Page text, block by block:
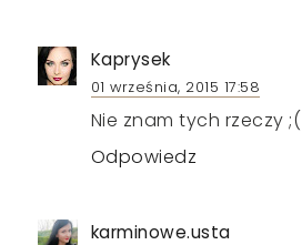
Kaprysek
01 września, 2015 17:58
Nie znam tych rzeczy ;(
Odpowiedz
karminowe.usta